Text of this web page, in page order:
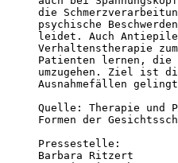
die
psychische
leidet. Auch
Verhaltenstherapie
Patienten lernen, die
umzugehen. Ziel ist
Ausnahmefällen
Quelle: Therapie und
Formen der
Pressestelle:
Barbara Ritzert